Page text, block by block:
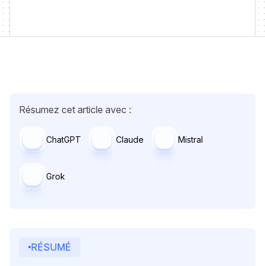
Résumez cet article avec :
ChatGPT Claude Mistral
Grok
RÉSUMÉ